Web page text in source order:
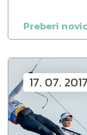
Preberi
17. 07. 2017